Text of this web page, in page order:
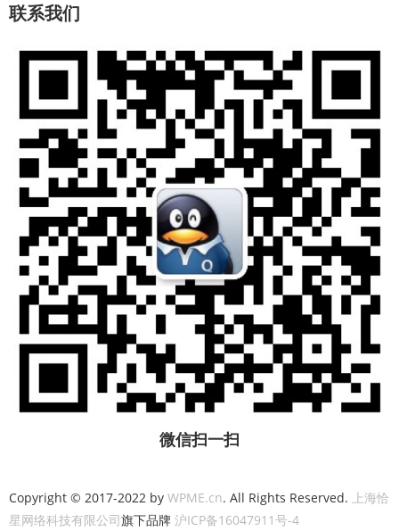
联系我们
微信扫一扫
Copyright © 2017-2022 by WPME.cn. All Rights Reserved. 上海恰
星网络科技有限公司旗下品牌 沪ICP备16047911号-4